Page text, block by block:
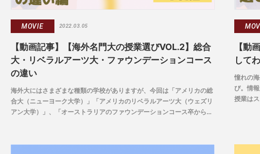
MOVIE 2022.03.05
【動画記事】【海外名門大の授業選びVOL.2】総合
大・リベラルアーツ大・ファウンデーションコース
の違い
海外大にはさまざまな種類の学校がありますが、今回は「アメリカの総
合大（ニューヨーク大学）」「アメリカのリベラルアーツ大（ウェズリ
アン大学）」、「オーストラリアのファウンデーションコース卒から総
ました。大学ごとの特徴がわかることで、より自分にあった進路選択が
【動
して
憧れの
び。情
授業は